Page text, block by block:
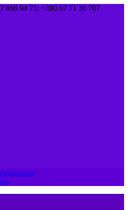
866 94 75; +380 67 71 36 707